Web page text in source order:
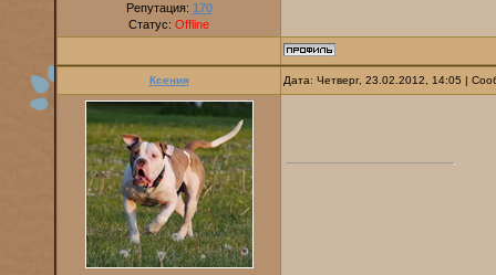
Репутация: 170
Статус: Offline
Ксения Дата: Четверг, 23.02.2012, 14:05 |